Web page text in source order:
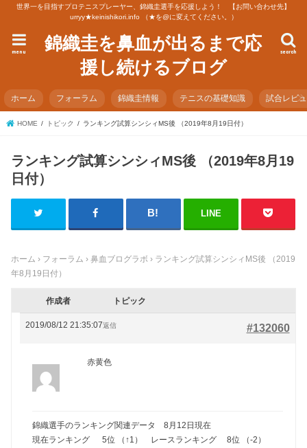
世界一を目指すプロテニスプレーヤー、錦織圭選手を応援しよう！ 【お問い合わせ先】
urryy★keinishikori.info （★を@に変えてください。）
錦織圭を鼻血が出るまで応
援し続けるブログ
search
menu
ホーム フォーラム 錦織圭情報 テニスの基礎知識 試合レビ
HOME トピック ランキング試算シンシィMS後 （2019年8月19日付）
ランキング試算シンシィMS後 （2019年8月19
日付）
LINE
ホーム › フォーラム › 鼻血ブログラボ › ランキング試算シンシィMS後 （2019
年8月19日付）
作成者 トピック
2019/08/12 21:35:07 #132060
返信
赤黄色
錦織選手のランキング関連データ 8月12日現在
現在ランキング 5位 （↑1） レースランキング 8位 （-2）